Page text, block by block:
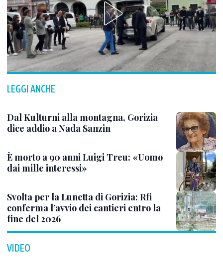
LEGGI ANCHE
Dal Kulturni alla montagna, Gorizia
dice addio a Nada Sanzin
È morto a 90 anni Luigi Treu: «Uomo
dai mille interessi»
Svolta per la Lunetta di Gorizia: Rfi
conferma l’avvio dei cantieri entro la
fine del 2026
VIDEO